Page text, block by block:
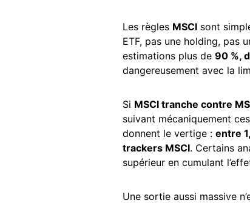
Les règles MSCI sont
ETF, pas une holding, pas
estimations plus de 90 %,
dangereusement avec la
Si MSCI tranche contre
suivant mécaniquement ces
donnent le vertige : entre
trackers MSCI. Certains
supérieur en cumulant
Une sortie aussi massive